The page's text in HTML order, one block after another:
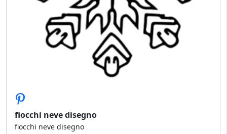
fiocchi neve disegno
fiocchi neve disegno